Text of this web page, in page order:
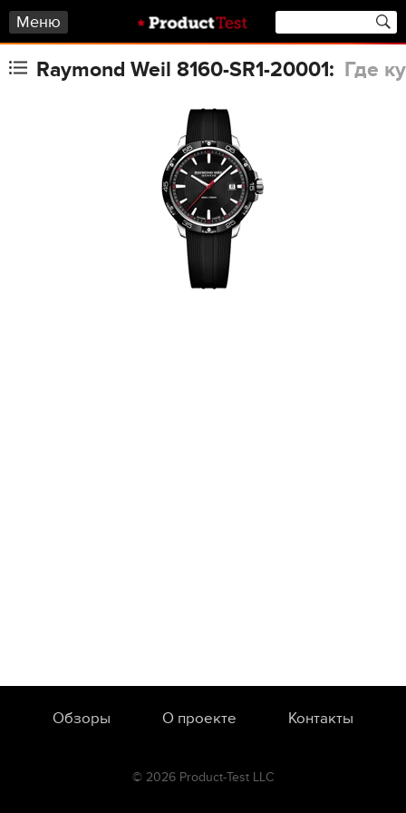
Меню
Raymond Weil 8160-SR1-20001: Где
Обзоры О проекте Контакты
© 2026 Product-Test LLC